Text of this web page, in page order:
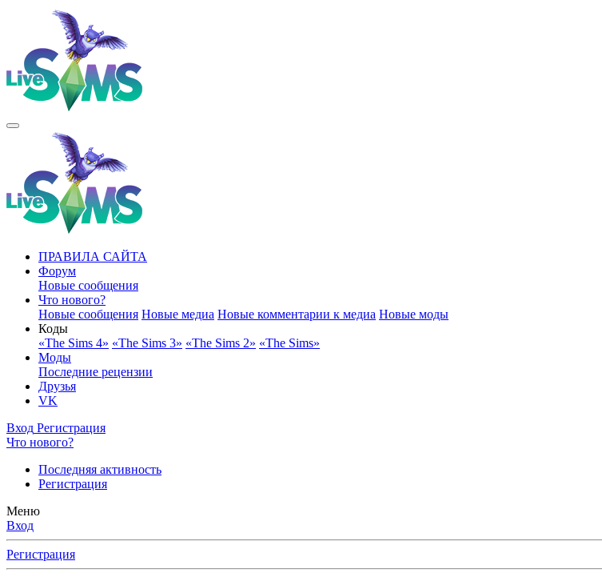
ПРАВИЛА САЙТА
Форум
Новые сообщения
Что нового?
Новые сообщения Новые медиа Новые комментарии к медиа Новые моды
Коды
«The Sims 4» «The Sims 3» «The Sims 2» «The Sims»
Моды
Последние рецензии
Друзья
VK
Вход Регистрация
Что нового?
Последняя активность
Регистрация
Меню
Вход
Регистрация